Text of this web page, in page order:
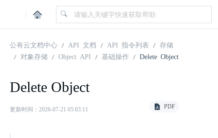
|
公有云文档中心 API 文档 API 指令列表
存储
对象存储
Object API 基础操作 Delete Object
Delete Object
更新时间：2026-07-21 05:03:11 PDF